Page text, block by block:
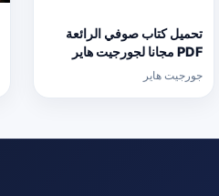
تحميل كتاب صوفي الرائعة
PDF مجانا لجورجيت هاير
برابط مباشر
جورجيت هاير